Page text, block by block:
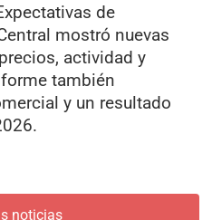
de
mostró nuevas
actividad y
también
y un resultado
noticias